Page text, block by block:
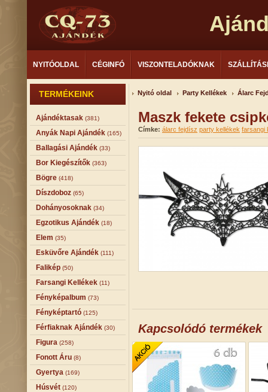
NYITÓOLDAL CÉGINFÓ VISZONTELADÓKNAK
TERMÉKEINK
Ajándéktasak (381)
Anyák Napi Ajándék (165)
Ballagási Ajándék (33)
Bor Kiegészítők (363)
Bögre (418)
Díszdoboz (65)
Dohányosoknak (34)
Egzotikus Ajándék (18)
Elem (35)
Esküvőre Ajándék (111)
Falikép (50)
Farsangi Kellékek (11)
Fényképalbum (73)
Fényképtartó (125)
Férfiaknak Ajándék (30)
Figura (258)
Fonott Áru (8)
Gyertya (169)
Húsvét (120)
Nyitó oldal Party Kellékek Álarc
Maszk fekete
Címke: álarc fejdísz party kellékek farsangi
Kapcsolódó termékek